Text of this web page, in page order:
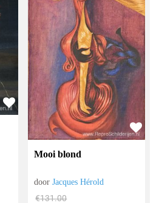
Mooi blond
doorJacques Hérold
€131.00